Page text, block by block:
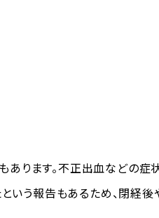
ります。不正出血などの症
う報告もあるため、閉経